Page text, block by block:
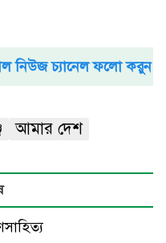
নিউজ চ্যানেল ফলো করুন
আমার দেশ